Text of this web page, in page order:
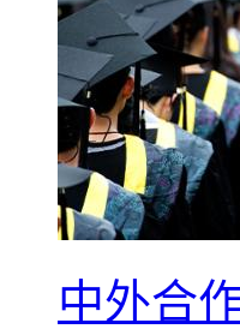
中外合